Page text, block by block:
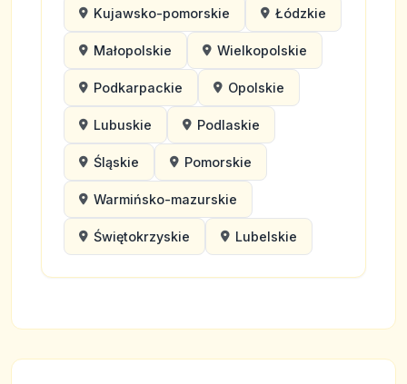
Kujawsko-pomorskie Łódzkie
Małopolskie Wielkopolskie
Podkarpackie Opolskie
Lubuskie Podlaskie
Śląskie Pomorskie
Warmińsko-mazurskie
Świętokrzyskie Lubelskie